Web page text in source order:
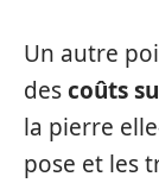
Un autre
descoûts
la pierre
pose et les